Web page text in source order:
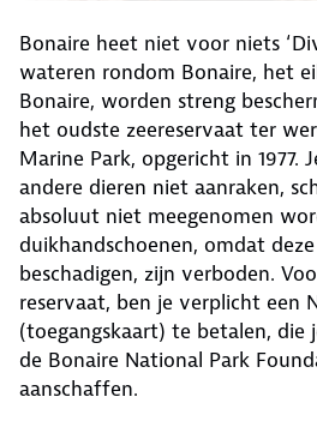
Bonaire heet niet voor niets
wateren rondom Bonaire, het
Bonaire, worden streng
het oudste zeereservaat ter
Marine Park, opgericht in 1977.
andere dieren niet aanraken,
absoluut niet meegenomen
duikhandschoenen, omdat
beschadigen, zijn verboden.
reservaat, ben je verplicht een
(toegangskaart) te betalen, die
de Bonaire National Park
aanschaffen.